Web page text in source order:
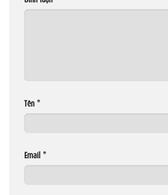
Tên *
Email *